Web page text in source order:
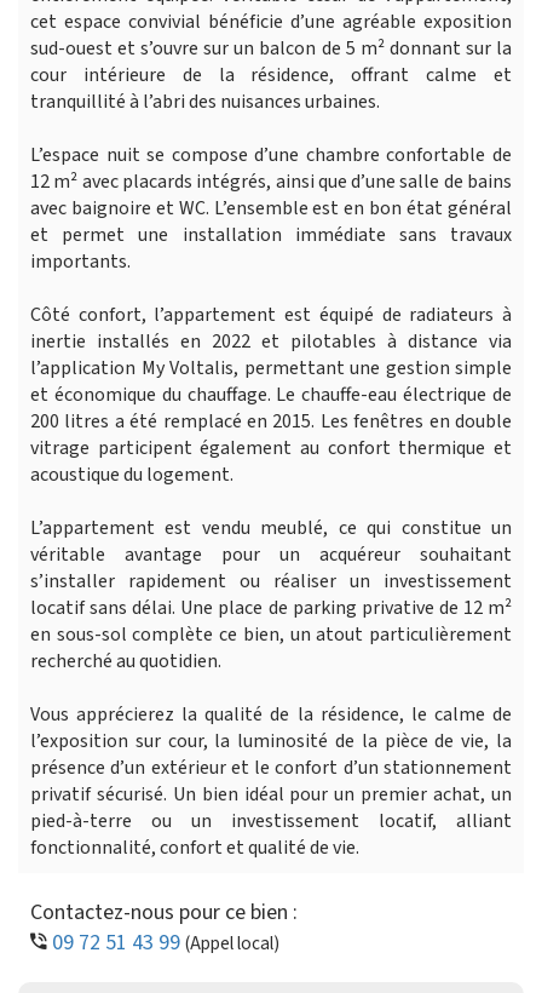
cet espace convivial bénéficie d’une agréable exposition
sud-ouest et s’ouvre sur un balcon de 5 m² donnant sur la
cour intérieure de la résidence, offrant calme et
tranquillité à l’abri des nuisances urbaines.
L’espace nuit se compose d’une chambre confortable de
12 m² avec placards intégrés, ainsi que d’une salle de bains
avec baignoire et WC. L’ensemble est en bon état général
et permet une installation immédiate sans travaux
importants.
Côté confort, l’appartement est équipé de radiateurs à
inertie installés en 2022 et pilotables à distance via
l’application My Voltalis, permettant une gestion simple
et économique du chauffage. Le chauffe-eau électrique de
200 litres a été remplacé en 2015. Les fenêtres en double
vitrage participent également au confort thermique et
acoustique du logement.
L’appartement est vendu meublé, ce qui constitue un
véritable avantage pour un acquéreur souhaitant
s’installer rapidement ou réaliser un investissement
locatif sans délai. Une place de parking privative de 12 m²
en sous-sol complète ce bien, un atout particulièrement
recherché au quotidien.
Vous apprécierez la qualité de la résidence, le calme de
l’exposition sur cour, la luminosité de la pièce de vie, la
présence d’un extérieur et le confort d’un stationnement
privatif sécurisé. Un bien idéal pour un premier achat, un
pied-à-terre ou un investissement locatif, alliant
fonctionnalité, confort et qualité de vie.
Contactez-nous pour ce bien :
09 72 51 43 99(Appel local)